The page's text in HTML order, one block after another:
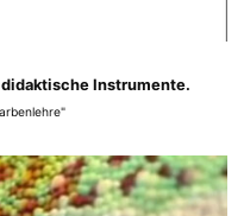
Instrumente.